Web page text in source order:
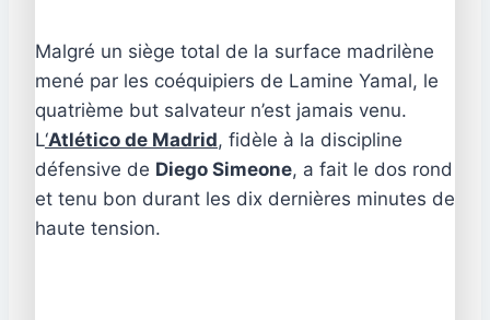
Malgré un siège total de la surface madrilène
mené par les coéquipiers de Lamine Yamal, le
quatrième but salvateur n’est jamais venu.
L‘Atlético de Madrid, fidèle à la discipline
défensive de Diego Simeone, a fait le dos rond
et tenu bon durant les dix dernières minutes de
haute tension.